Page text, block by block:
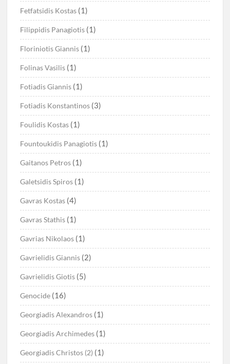
Fetfatsidis Kostas (1)
Filippidis Panagiotis (1)
Floriniotis Giannis (1)
Folinas Vasilis (1)
Fotiadis Giannis (1)
Fotiadis Konstantinos (3)
Foulidis Kostas (1)
Fountoukidis Panagiotis (1)
Gaitanos Petros (1)
Galetsidis Spiros (1)
Gavras Kostas (4)
Gavras Stathis (1)
Gavrias Nikolaos (1)
Gavrielidis Giannis (2)
Gavrielidis Giotis (5)
Genocide (16)
Georgiadis Alexandros (1)
Georgiadis Archimedes (1)
Georgiadis Christos (2) (1)